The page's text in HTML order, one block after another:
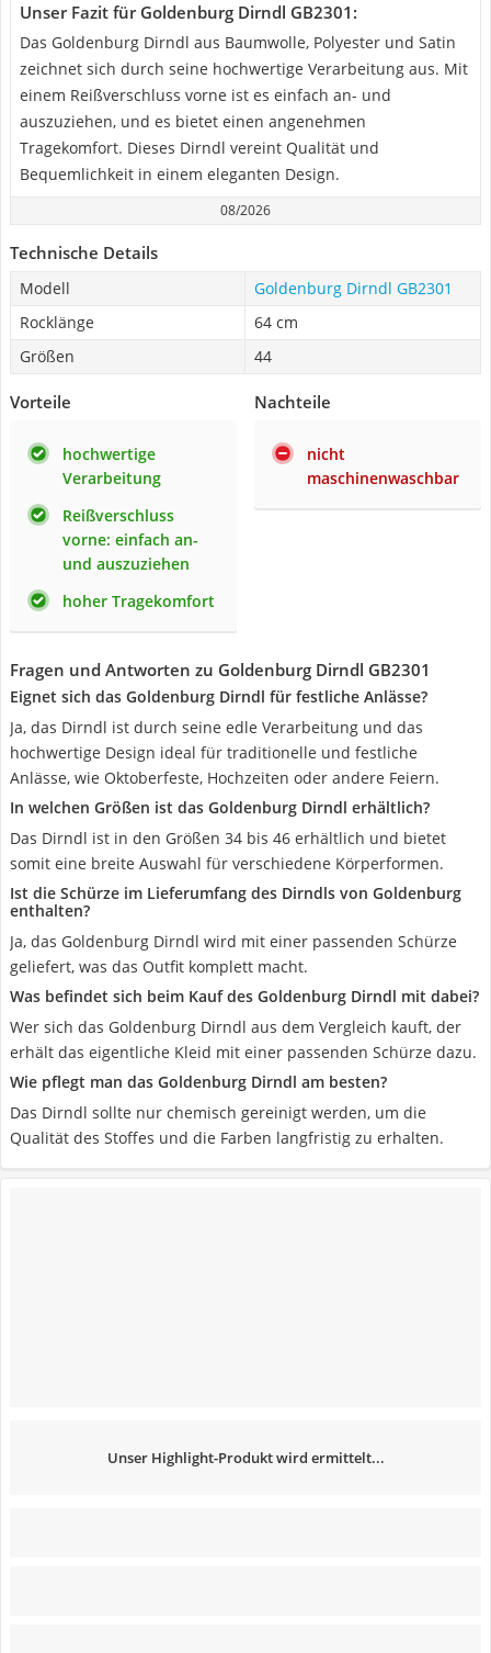
Unser Fazit für Goldenburg Dirndl GB2301:
Das Goldenburg Dirndl aus Baumwolle, Polyester und Satin
zeichnet sich durch seine hochwertige Verarbeitung aus. Mit
einem Reißverschluss vorne ist es einfach an- und
auszuziehen, und es bietet einen angenehmen
Tragekomfort. Dieses Dirndl vereint Qualität und
Bequemlichkeit in einem eleganten Design.
08/2026
Technische Details
Modell
Goldenburg Dirndl GB2301
Rocklänge
64 cm
Größen
44
Vorteile
hochwertige
Verarbeitung
Reißverschluss
vorne: einfach an-
und auszuziehen
hoher Tragekomfort
Nachteile
nicht
maschinenwaschbar
Fragen und Antworten zu Goldenburg Dirndl GB2301
Eignet sich das Goldenburg Dirndl für festliche Anlässe?
Ja, das Dirndl ist durch seine edle Verarbeitung und das
hochwertige Design ideal für traditionelle und festliche
Anlässe, wie Oktoberfeste, Hochzeiten oder andere Feiern.
In welchen Größen ist das Goldenburg Dirndl erhältlich?
Das Dirndl ist in den Größen 34 bis 46 erhältlich und bietet
somit eine breite Auswahl für verschiedene Körperformen.
Ist die Schürze im Lieferumfang des Dirndls von Goldenburg
enthalten?
Ja, das Goldenburg Dirndl wird mit einer passenden Schürze
geliefert, was das Outfit komplett macht.
Was befindet sich beim Kauf des Goldenburg Dirndl mit dabei?
Wer sich das Goldenburg Dirndl aus dem Vergleich kauft, der
erhält das eigentliche Kleid mit einer passenden Schürze dazu.
Wie pflegt man das Goldenburg Dirndl am besten?
Das Dirndl sollte nur chemisch gereinigt werden, um die
Qualität des Stoffes und die Farben langfristig zu erhalten.
Unser Highlight-Produkt wird ermittelt...